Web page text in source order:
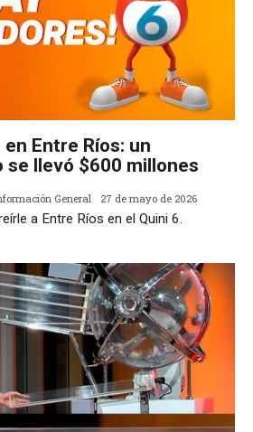
Entre Ríos: un
se llevó $600 millones
General 27 de mayo de 2026
a Entre Ríos en el Quini 6.